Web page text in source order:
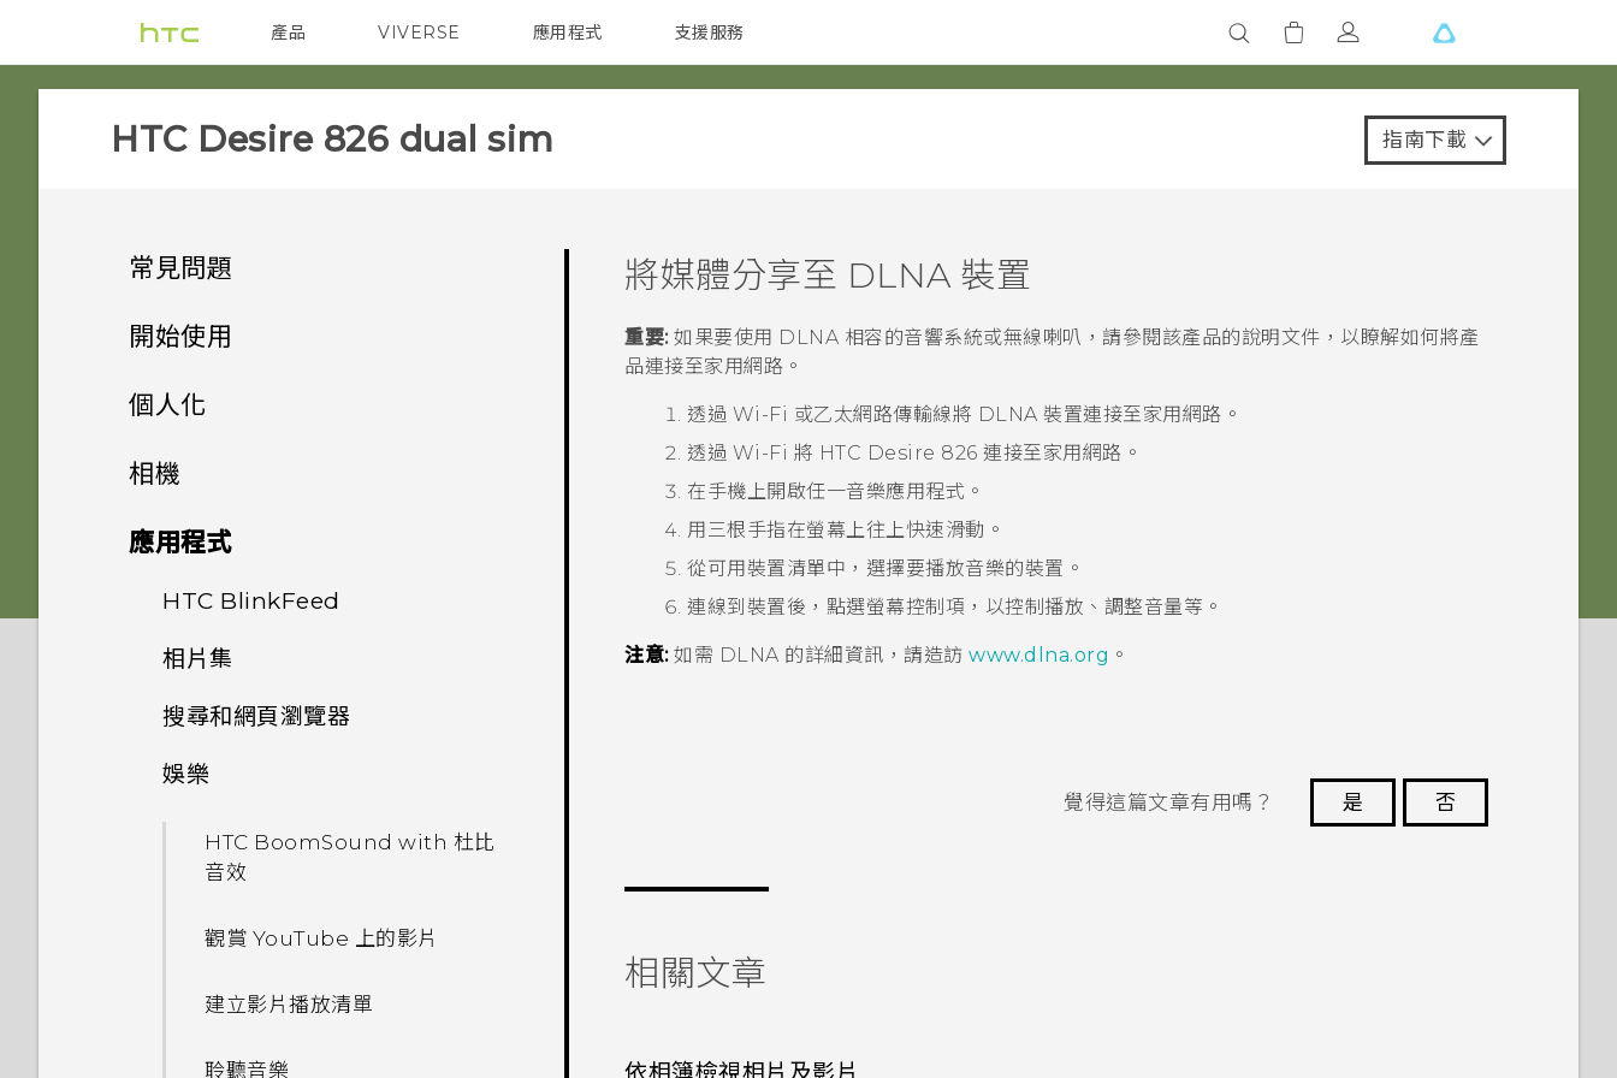
產品
VIVE 智能手機 G REIGNS 配件
VIVERSE 應用程式 支援服務
HTC Desire 826 dual sim‎ 指南下載
常見問題
SETTINGS
如何節省電池電力？
機如何節省電池電力？
設定中的電池最佳化有何作用？
如何在電信業者的網路中新增存
我無法退出應用程式。我該怎麼
此功能？
如何在使用手機期間關閉
我拍攝的相片是否包含地理標
為何魔法變臉無法在某些相片中
使用？
哪些不同？
在 HTC BlinkFeed 上，有時
多電力和記憶體？
Nano SIM 卡以裝入手機內
HTC 傳輸？
新的軟體更新有哪些新功能和不
同之處？
如何切換 HTC Sense 鍵盤和第
三方的輸入法？
我將記憶卡格式化以作為內部儲
存空間使用時，卻出現該記憶卡
絡人的訊息？
如何在訊息內加入簽名？
為何在聯絡人應用程式內看不到
最近新增的聯絡人？
名？
螢幕在使用擴音功能時會關閉，
要如何重新開啟螢幕？
開始使用
手機上的各種便利功能
HTC Desire 826 的各種功能
雙 Nano SIM 卡
記憶卡
電池
切換手機開關
需要使用手機的快速指引嗎？
HTC Dot View 沒有顯示最近
撥打的電話嗎？
制鍵或應用程式通知？
需要更多詳細資料嗎？
個人化
手機設定及傳輸
初次設定新手機
從線上儲存空間還原備份
取得聯絡人及其他內容的其他方
在手機和電腦之間傳送相片、影
片及音樂
主畫面
從 Android 手機傳輸內容
從 iPhone 傳輸內容
透過藍牙從舊手機傳輸聯絡人
個人化
將 HTC Desire 826 完全個人
新增主畫面小工具
新增主畫面捷徑
排列應用程式
相機
相機
相機畫面
拍攝相片
提示：如何拍出更棒的相片
拍攝連續的相片
使用聲控自拍
使用自拍計時器拍照
拍攝自拍和人物照的小秘訣
應用程式
HTC BlinkFeed
從 HTC BlinkFeed 移除內容
何謂 HTC BlinkFeed？
開啟或關閉 HTC BlinkFeed
在 HTC BlinkFeed 上新增內
相片集
在相片集內檢視相片和影片
將相片或影片複製或移至其他相
新增相片及影片標籤
搜尋和網頁瀏覽器
搜尋 HTC Desire 826 和網路
瀏覽網頁
娛樂
HTC BoomSound with 杜比
音效
觀賞 YouTube 上的影片
建立影片播放清單
聆聽音樂
將媒體分享至 DLNA 裝置
重要:如果要使用 DLNA 相容的音響系統或無線喇叭，請參閱該產品的說明文件，以瞭解如何將產
品連接至家用網路。
透過 Wi-Fi 或乙太網路傳輸線將 DLNA 裝置連接至家用網路。
透過 Wi-Fi 將 HTC Desire 826 連接至家用網路。
在手機上開啟任一音樂應用程式。
用三根手指在螢幕上往上快速滑動。
從可用裝置清單中，選擇要播放音樂的裝置。
連線到裝置後，點選螢幕控制項，以控制播放、調整音量等。
注意:如需 DLNA 的詳細資訊，請造訪www.dlna.org 。
覺得這篇文章有用嗎？ 是
否
相關文章